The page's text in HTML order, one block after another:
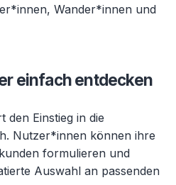
Wander*innen und
einfach entdecken
den Einstieg in die
Nutzer*innen können ihre
formulieren und
Auswahl an passenden